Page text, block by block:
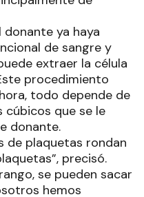
donante ya haya
de sangre y
extraer la célula
procedimiento
todo depende de
que se le
donante.
de plaquetas rondan
precisó.
se pueden sacar
hemos